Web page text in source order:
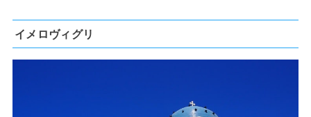
イメロヴィグリ